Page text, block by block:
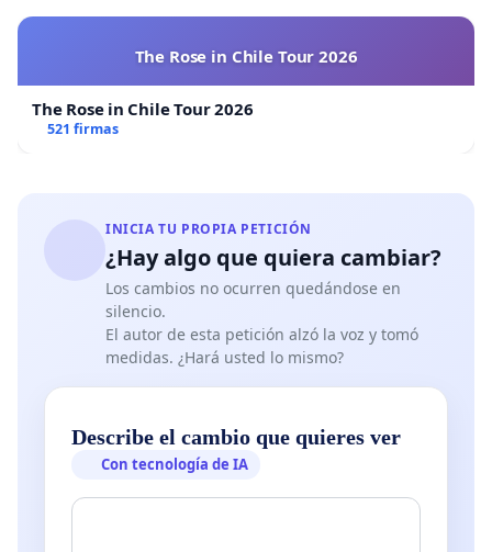
The Rose in Chile Tour 2026
The Rose in Chile Tour 2026
521 firmas
INICIA TU PROPIA PETICIÓN
¿Hay algo que quiera cambiar?
Los cambios no ocurren quedándose en
silencio.
El autor de esta petición alzó la voz y tomó
medidas. ¿Hará usted lo mismo?
Describe el cambio que quieres ver
Con tecnología de IA